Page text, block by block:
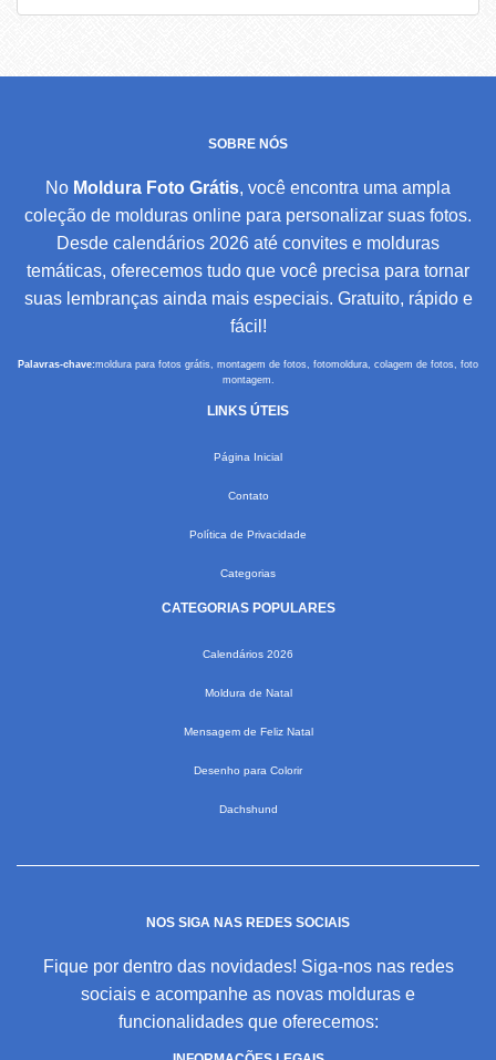
SOBRE NÓS
No Moldura Foto Grátis, você encontra uma ampla
coleção de molduras online para personalizar suas fotos.
Desde calendários 2026 até convites e molduras
temáticas, oferecemos tudo que você precisa para tornar
suas lembranças ainda mais especiais. Gratuito, rápido e
fácil!
Palavras-chave:moldura para fotos grátis, montagem de fotos, fotomoldura, colagem de fotos, foto
montagem.
LINKS ÚTEIS
Página Inicial
Contato
Política de Privacidade
Categorias
CATEGORIAS POPULARES
Calendários 2026
Moldura de Natal
Mensagem de Feliz Natal
Desenho para Colorir
Dachshund
NOS SIGA NAS REDES SOCIAIS
Fique por dentro das novidades! Siga-nos nas redes
sociais e acompanhe as novas molduras e
funcionalidades que oferecemos: